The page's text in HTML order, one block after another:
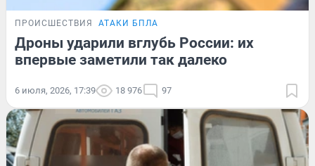
ПРОИСШЕСТВИЯ АТАКИ БПЛА
Дроны ударили вглубь России: их
впервые заметили так далеко
6 июля, 2026, 17:39 18 976 97